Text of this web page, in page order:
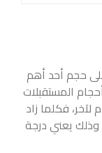
حجم أحد أهم
المستقبلات
فكلما زاد
وذلك يعني درجة